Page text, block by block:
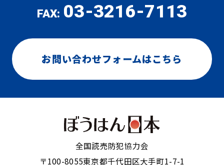
FAX: 03-3216-7113
お問い合わせフォームはこちら
全国読売防犯協力会
〒100-8055東京都千代田区大手町1-7-1